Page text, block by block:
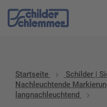
Startseite
Schilder |
Nachleuchtende
langnachleuchtend